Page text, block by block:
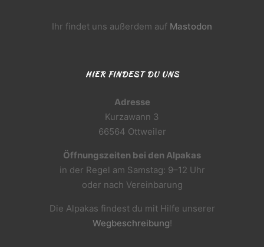
Ihr findet uns außerdem auf Mastodon
HIER FINDEST DU UNS
Adresse
Kurzawann 3
66564 Ottweiler
Öffnungszeiten bei den Alpakas
in der Regel am Samstag: 9–12 Uhr
oder nach Vereinbarung
Die Alpakas findest du mit Hilfe unserer
Wegbeschreibung!